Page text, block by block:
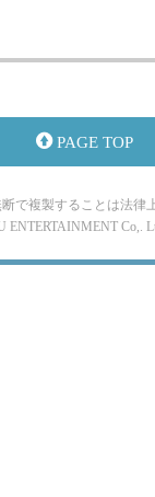
PAGE TOP
で複製することは法律
ENTERTAINMENT Co,.